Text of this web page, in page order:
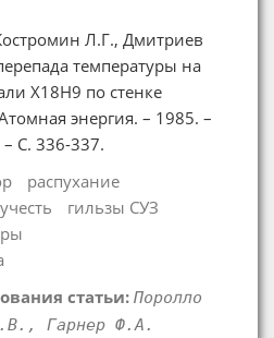
Л.Г., Дмитриев
температуры на
Х18Н9 по стенке
энергия. – 1985. –
С. 336-337.
распухание
гильзы СУЗ
статьи: Поролло
Гарнер Ф.А.